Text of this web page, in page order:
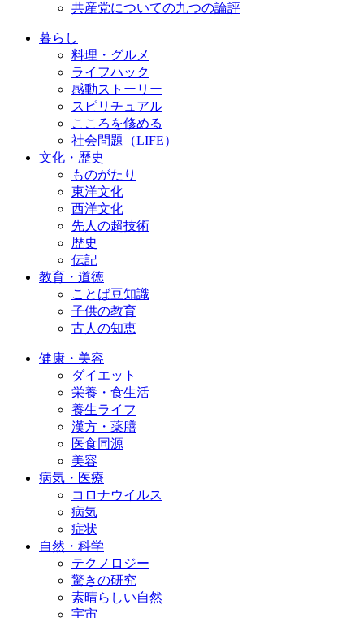
共産党についての九つの論評
暮らし
料理・グルメ
ライフハック
感動ストーリー
スピリチュアル
こころを修める
社会問題（LIFE）
文化・歴史
ものがたり
東洋文化
西洋文化
先人の超技術
歴史
伝記
教育・道徳
ことば豆知識
子供の教育
古人の知恵
健康・美容
ダイエット
栄養・食生活
養生ライフ
漢方・薬膳
医食同源
美容
病気・医療
コロナウイルス
病気
症状
自然・科学
テクノロジー
驚きの研究
素晴らしい自然
宇宙